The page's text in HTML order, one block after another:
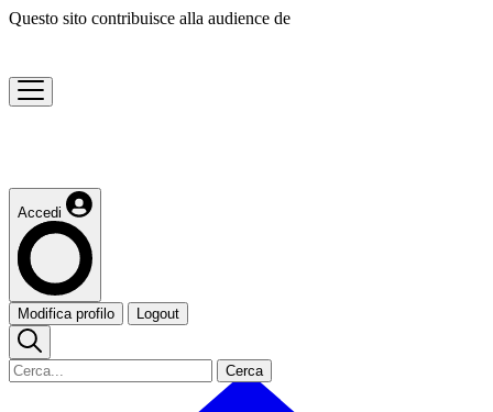
Questo sito contribuisce alla audience de
Accedi
Modifica profilo Logout
Cerca